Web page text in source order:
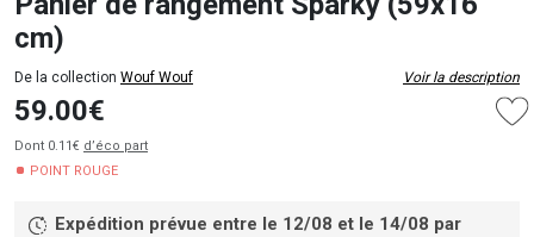
cm)
De la collection Wouf Wouf Voir la description
59.00€
Dont 0.11€ d’éco part
POINT ROUGE
Expédition prévue entre le 12/08 et le 14/08 par